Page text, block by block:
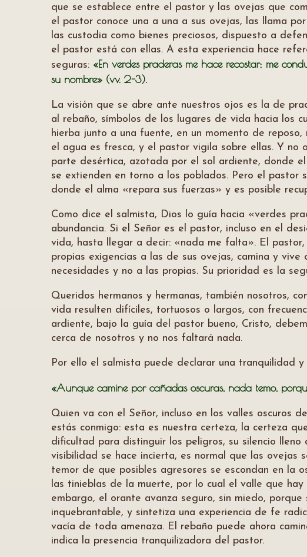
que se establece entre el pastor y las ovejas que
el pastor conoce una a una a sus ovejas, las llama
las custodia como bienes preciosos, dispuesto a
el pastor está con ellas. A esta experiencia hace
seguras: «En verdes praderas me hace recostar; me
su nombre» (vv. 2-3).
La visión que se abre ante nuestros ojos es la de
al rebaño, símbolos de los lugares de vida hacia los
hierba junto a una fuente, en un momento de
el agua es fresca, y el pastor vigila sobre ellas. Y no
parte desértica, azotada por el sol ardiente, donde
se extienden en torno a los poblados. Pero el pastor
donde el alma «repara sus fuerzas» y es posible
Como dice el salmista, Dios lo guía hacia «verdes
abundancia. Si el Señor es el pastor, incluso en el
vida, hasta llegar a decir: «nada me falta». El
propias exigencias a las de sus ovejas, camina y
necesidades y no a las propias. Su prioridad es la
Queridos hermanos y hermanas, también nosotros,
vida resulten difíciles, tortuosos o largos, con
ardiente, bajo la guía del pastor bueno, Cristo,
cerca de nosotros y no nos faltará nada.
Por ello el salmista puede declarar una tranquilidad
«Aunque camine por cañadas oscuras, nada temo,
Quien va con el Señor, incluso en los valles oscuros
estás conmigo: esta es nuestra certeza, la certeza
dificultad para distinguir los peligros, su silencio
visibilidad se hace incierta, es normal que las
temor de que posibles agresores se escondan en la
las tinieblas de la muerte, por lo cual el valle que
embargo, el orante avanza seguro, sin miedo,
inquebrantable, y sintetiza una experiencia de fe
vacía de toda amenaza. El rebaño puede ahora
indica la presencia tranquilizadora del pastor.